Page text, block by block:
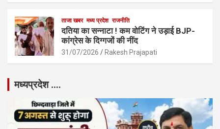
ताजा खबर मध्य प्रदेश राजनीति
दतिया का सन्नाटा ! कम वोटिंग ने उड़ाई BJP-
कांग्रेस के दिग्गजों की नींद
31/07/2026 Rakesh Prajapati
मध्यप्रदेश ….